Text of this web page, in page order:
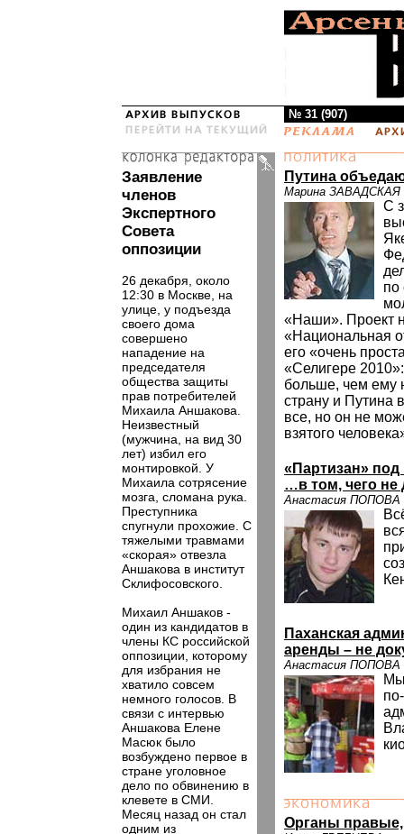
№ 31 (907)
Заявление
членов
Экспертного
Совета
оппозиции
26 декабря, около
12:30 в Москве, на
улице, у подъезда
своего дома
совершено
нападение на
председателя
общества защиты
прав потребителей
Михаила Аншакова.
Неизвестный
(мужчина, на вид 30
лет) избил его
монтировкой. У
Михаила сотрясение
мозга, сломана рука.
Преступника
спугнули прохожие. С
тяжелыми травмами
«скорая» отвезла
Аншакова в институт
Склифосовского.
Михаил Аншаков -
один из кандидатов в
члены КС российской
оппозиции, которому
для избрания не
хватило совсем
немного голосов. В
связи с интервью
Аншакова Елене
Масюк было
возбуждено первое в
стране уголовное
дело по обвинению в
клевете в СМИ.
Месяц назад он стал
одним из
Путина
Марина ЗАВАДСКАЯ
С
по
«Наши». Проект
«Национальная
его «очень
«Селигере
больше, чем ему
страну и Путина
все, но он не
взятого
«Партизан» под
…в том, чего не
Анастасия ПОПОВА
Паханская
аренды – не
Анастасия ПОПОВА
Мы
Органы